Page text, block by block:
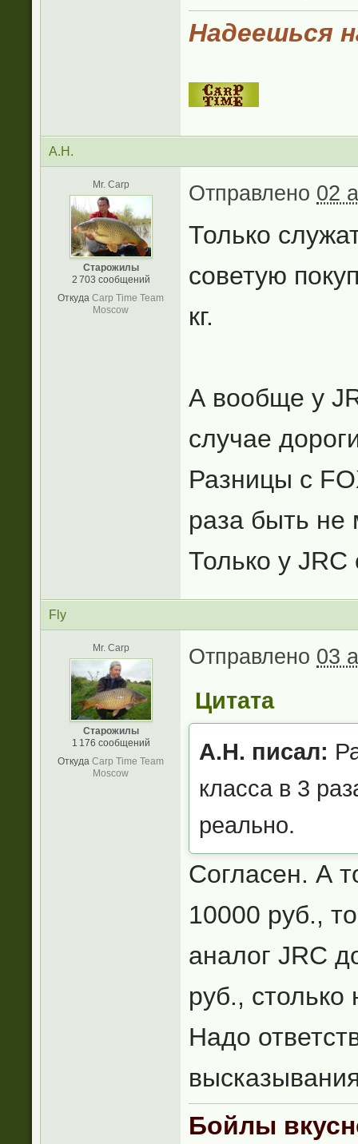
Надеешься
А.Н.
Mr. Carp
Старожилы
2 703 сообщений
Откуда Carp Time Team
Moscow
Отправлено 02
Только
советую
кг.
А вообще у
случае
Разницы с
раза быть не
Только у
Fly
Mr. Carp
Старожилы
1 176 сообщений
Откуда Carp Time Team
Moscow
Отправлено 03
Цитата
А.Н. писал:
класса в 3
реально.
Согласен. А
10000 руб.,
аналог JRC
руб.,
Надо
Бойлы